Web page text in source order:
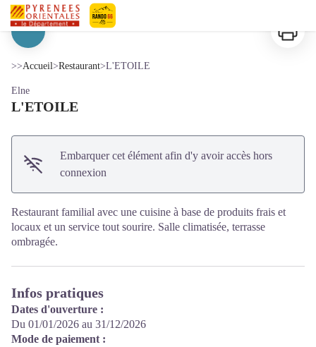
L'ETOILE
>>Accueil>Restaurant>L'ETOILE
Elne
L'ETOILE
Embarquer cet élément afin d'y avoir accès hors
connexion
Restaurant familial avec une cuisine à base de produits frais et
locaux et un service tout sourire. Salle climatisée, terrasse
ombragée.
Infos pratiques
Dates d'ouverture :
Du 01/01/2026 au 31/12/2026
Mode de paiement :